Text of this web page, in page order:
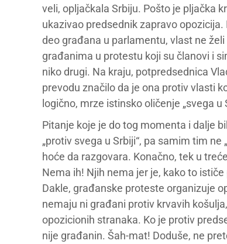
veli, opljačkala Srbiju. Pošto je pljačka
ukazivao predsednik zapravo
deo građana u parlamentu, vlast ne
građanima u protestu koji su članovi i
niko drugi. Na kraju, potpredsednica
prevodu značilo da je ona protiv vlasti
logično, mrze istinsko oličenje „svega
Pitanje koje je do tog momenta i dalje
„protiv svega u Srbiji“, pa samim tim
hoće da razgovara. Konačno, tek u
Nema ih! Njih nema jer je, kako to
Dakle, građanske proteste organizuje
nemaju ni građani protiv krvavih
opozicionih stranaka. Ko je protiv
nije građanin. Šah-mat! Doduše, ne